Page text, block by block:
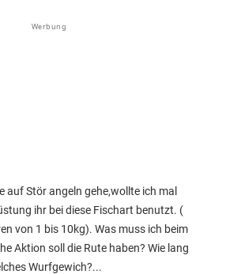
Werbung
auf Stör angeln gehe,wollte ich mal
ihr bei diese Fischart benutzt. (
von 1 bis 10kg). Was muss ich beim
Aktion soll die Rute haben? Wie lang
Wurfgewich?...